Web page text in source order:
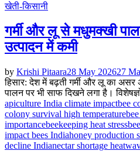
खेती-किसानी
गर्मी और लू से मधुमक्खी
उत्पादन में कमी
by Krishi Pitaara28 May 202627
हिसार: देश में बढ़ती गर्मी और लू का
पालन पर भी साफ दिखने लगा है।
apiculture India climate impactbee
colony survival high temperature
importancebeekeeping heat stress
impact bees Indiahoney production
decline Indianectar shortage